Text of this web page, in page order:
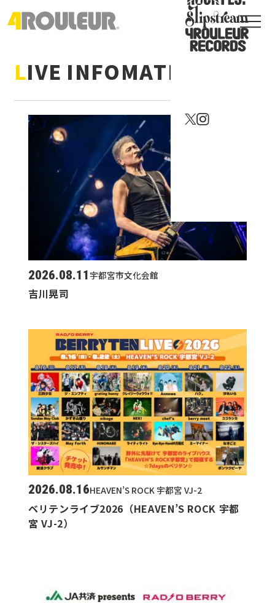
LIVE INFOMATI
2026.08.11 宇都宮市文化会館
吉川晃司
2026.08.16HEAVEN’S ROCK 宇都宮 VJ-2
ベリテンライブ2026（HEAVEN’S ROCK 宇都
宮 VJ-2）